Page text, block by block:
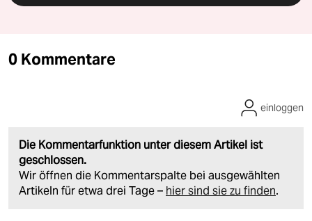
0 Kommentare
Die Kommentarfunktion unter diesem Artikel ist
geschlossen.
Wir öffnen die Kommentarspalte bei ausgewählten
Artikeln für etwa drei Tage – hier sind sie zu finden.
einloggen